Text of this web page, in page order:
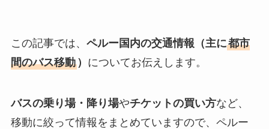
この記事では、 ペルー国内の交通情報（主に都市
間のバス移動） についてお伝えします。
バスの乗り場・降り場やチケットの買い方など、
移動に絞って情報をまとめていますので、ペルー